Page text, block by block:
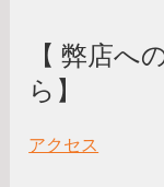
【 弊店へ
ら】
アクセス